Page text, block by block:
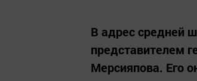
В адрес средней
представителем
Мерсияпова. Его